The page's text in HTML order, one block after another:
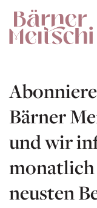
Bärner
und wir
monatlich
neusten